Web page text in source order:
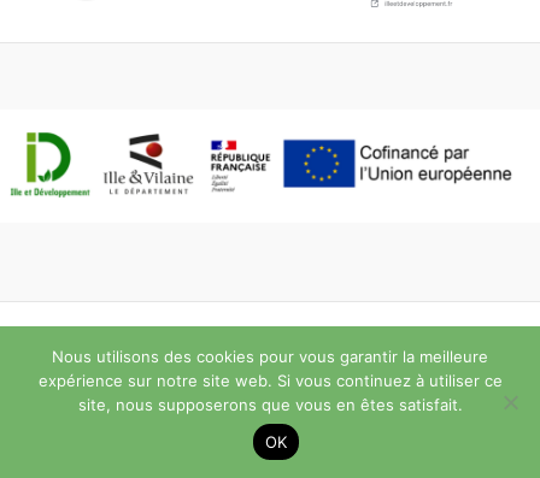
Politique de confidentialité
Nous utilisons des cookies pour vous garantir la meilleure
expérience sur notre site web. Si vous continuez à utiliser ce
site, nous supposerons que vous en êtes satisfait.
OK